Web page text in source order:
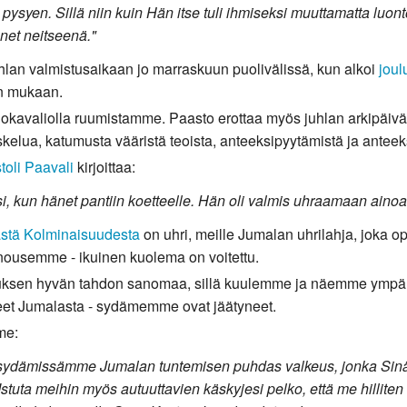
Sillä niin kuin Hän itse tuli ihmiseksi muuttamatta
neitseenä."
valmistusaikaan jo marraskuun puolivälissä, kun alkoi
mukaan.
ruumistamme. Paasto erottaa myös juhlan
katumusta vääristä teoista, anteeksipyytämistä ja
Paavali kirjoittaa:
kun hänet pantiin koetteelle. Hän oli valmis uhraamaan
Kolminaisuudestaon uhri, meille Jumalan uhrilahja, joka
- ikuinen kuolema on voitettu.
hyvän tahdon sanomaa, sillä kuulemme ja näemme
Jumalasta - sydämemme ovat jäätyneet.
Jumalan tuntemisen puhdas valkeus, jonka
meihin myös autuuttavien käskyjesi pelko, että me